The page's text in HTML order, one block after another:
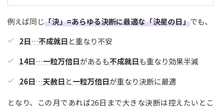
例えば同じ「決」=あらゆる決断に最適な「決星の日」でも、
2日…不成就日 と重なり不安
14日…一粒万倍日があるも不成就日も重なり効果半減
26日…天赦日 と一粒万倍日が重なり決断に最適
となり、この月であれば26日まで大きな決断は控えたいとこ